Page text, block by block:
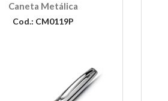
Caneta Metálica
Cod.: CM0119P